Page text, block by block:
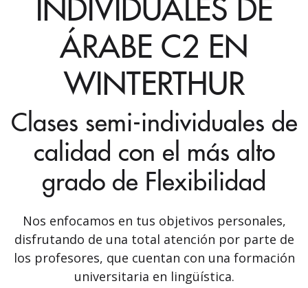
ÁRABE C2 EN
WINTERTHUR
Clases semi-individuales de
calidad con el más alto
grado de Flexibilidad
Nos enfocamos en tus objetivos personales,
disfrutando de una total atención por parte de
los profesores, que cuentan con una formación
universitaria en lingüística.